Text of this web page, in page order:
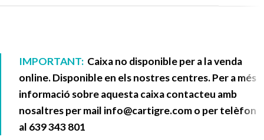
IMPORTANT: Caixa no disponible per a la venda
online. Disponible en els nostres centres. Per a més
informació sobre aquesta caixa contacteu amb
nosaltres per mail info@cartigre.como per telèfon
al 639 343 801